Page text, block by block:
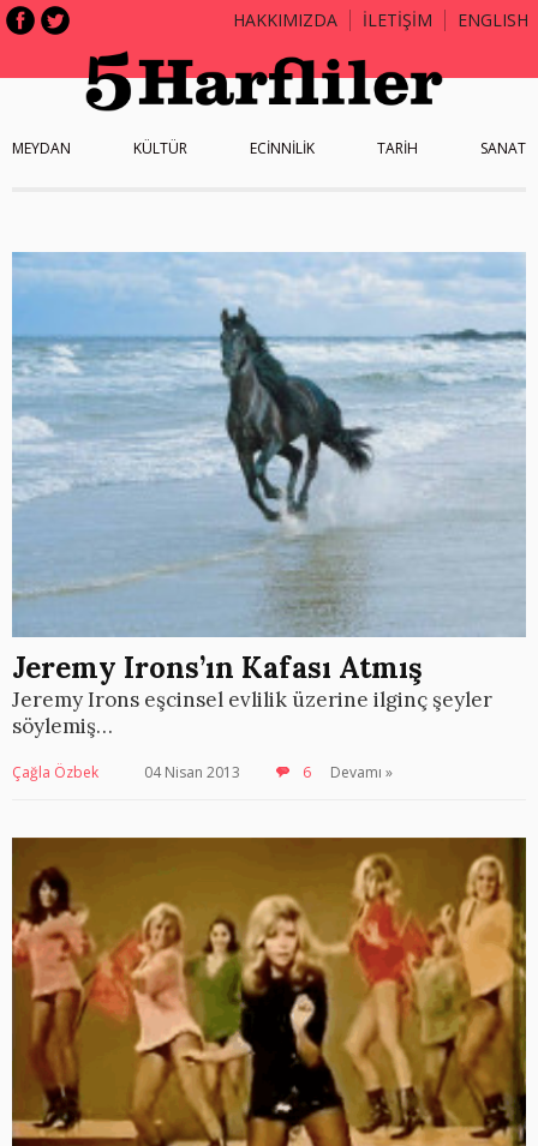
HAKKIMIZDA İLETİŞİM ENGLISH
MEYDAN KÜLTÜR ECİNNİLİK TARİH SANAT
Jeremy Irons’ın Kafası Atmış
Jeremy Irons eşcinsel evlilik üzerine ilginç şeyler
söylemiş…
Çağla Özbek 04 Nisan 2013 6 Devamı »